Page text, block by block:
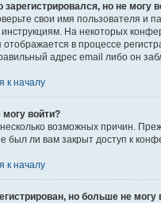
зарегистрировался, но не могу
свои имя пользователя и
На некоторых
в процессе
адрес email либо он
к началу
войти?
возможных причин.
был ли вам закрыт доступ к
к началу
но больше не могу